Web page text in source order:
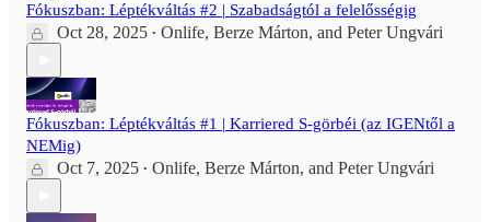
Fókuszban: Léptékváltás #2 | Szabadságtól a felelősségig
Oct 28, 2025 • Onlife, Berze Márton, and Peter Ungvári
Fókuszban: Léptékváltás #1 | Karriered S-görbéi (az IGENtől a
NEMig)
Oct 7, 2025 • Onlife, Berze Márton, and Peter Ungvári